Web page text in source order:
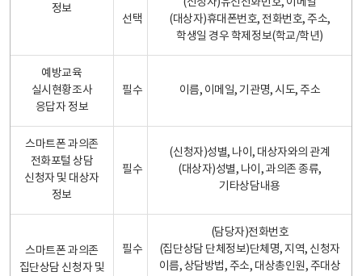
정보
선택
(신청자)유선전화번호, 이메일
(대상자)휴대폰번호, 전화번호, 주소,
학생일 경우 학제정보(학교/학년)
예방교육
실시현황조사
응답자 정보
필수 이름, 이메일, 기관명, 시도, 주소
스마트폰 과의존
전화포털 상담
신청자 및 대상자
정보
필수
(신청자)성별, 나이, 대상자와의 관계
(대상자)성별, 나이, 과의존 종류,
기타상담내용
스마트폰 과의존
집단상담 신청자 및
필수
(담당자)전화번호
(집단상담 단체정보)단체명, 지역, 신청자
이름, 상담방법, 주소, 대상총인원, 주대상